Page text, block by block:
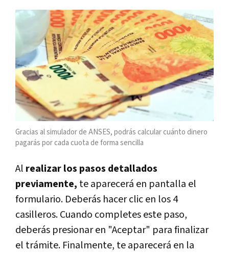
Gracias al simulador de ANSES, podrás calcular cuánto dinero
pagarás por cada cuota de forma sencilla
Al realizar los pasos detallados
previamente, te aparecerá en pantalla el
formulario. Deberás hacer clic en los 4
casilleros. Cuando completes este paso,
deberás presionar en "Aceptar" para finalizar
el trámite. Finalmente, te aparecerá en la